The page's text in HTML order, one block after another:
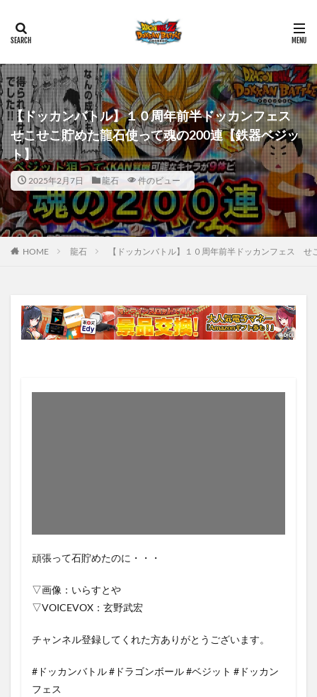
【ドッカンバトル】１０周年前半ドッカンフェス
せこせこ貯めた龍石使って魂の200連【鉄器ベジッ
ト】
2025年2月7日 龍石 件のビュー
HOME 龍石 【ドッカンバトル】１０周年前半ドッカンフェス
頑張って石貯めたのに・・・
▽画像：いらすとや
▽VOICEVOX：玄野武宏
チャンネル登録してくれた方ありがとうございます。
#ドッカンバトル #ドラゴンボール #ベジット #ドッカン
フェス